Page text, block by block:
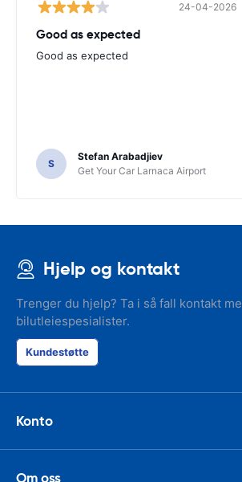
24-04-2026
Good as expected
Good as expected
S
Stefan Arabadjiev
Get Your Car Larnaca Airport
Hjelp og kontakt
Trenger du hjelp? Ta i så fall kontakt
bilutleiespesialister.
Kundestøtte
Konto
Om oss